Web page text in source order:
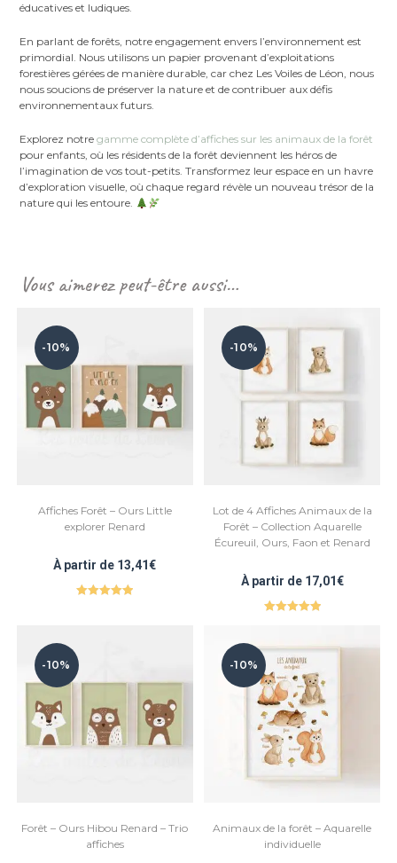
éducatives et ludiques.
En parlant de forêts, notre engagement envers l’environnement est
primordial. Nous utilisons un papier provenant d’exploitations
forestières gérées de manière durable, car chez Les Voiles de Léon, nous
nous soucions de préserver la nature et de contribuer aux défis
environnementaux futurs.
Explorez notregamme complète d’affiches sur les animaux de la forêt
pour enfants, où les résidents de la forêt deviennent les héros de
l’imagination de vos tout-petits. Transformez leur espace en un havre
d’exploration visuelle, où chaque regard révèle un nouveau trésor de la
nature qui les entoure.
Vous aimerez peut-être aussi…
-10%
Affiches Forêt – Ours Little
explorer Renard
À partir de 13,41€
-10%
Lot de 4 Affiches Animaux de la
Forêt – Collection Aquarelle
Écureuil, Ours, Faon et Renard
À partir de 17,01€
-10%
Forêt – Ours Hibou Renard – Trio
affiches
-10%
Animaux de la forêt – Aquarelle
individuelle